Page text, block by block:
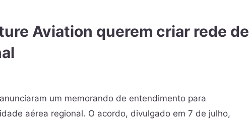
Aviation querem criar rede de
um memorando de entendimento para
aérea regional. O acordo, divulgado em 7 de julho,